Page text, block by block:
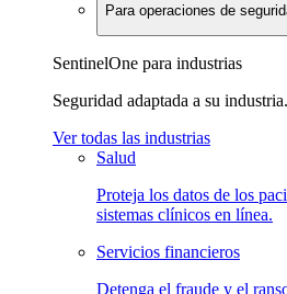
Para operaciones de
SentinelOne para industrias
Seguridad adaptada a su industria.
Ver todas las industrias
Salud
Proteja los datos de los
sistemas clínicos en línea.
Servicios financieros
Detenga el fraude y el